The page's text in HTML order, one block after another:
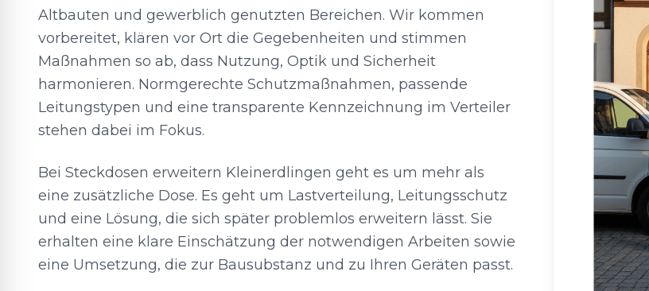
Altbauten und gewerblich genutzten Bereichen. Wir kommen
vorbereitet, klären vor Ort die Gegebenheiten und stimmen
Maßnahmen so ab, dass Nutzung, Optik und Sicherheit
harmonieren. Normgerechte Schutzmaßnahmen, passende
Leitungstypen und eine transparente Kennzeichnung im Verteiler
stehen dabei im Fokus.
Bei Steckdosen erweitern Kleinerdlingen geht es um mehr als
eine zusätzliche Dose. Es geht um Lastverteilung, Leitungsschutz
und eine Lösung, die sich später problemlos erweitern lässt. Sie
erhalten eine klare Einschätzung der notwendigen Arbeiten sowie
eine Umsetzung, die zur Bausubstanz und zu Ihren Geräten passt.